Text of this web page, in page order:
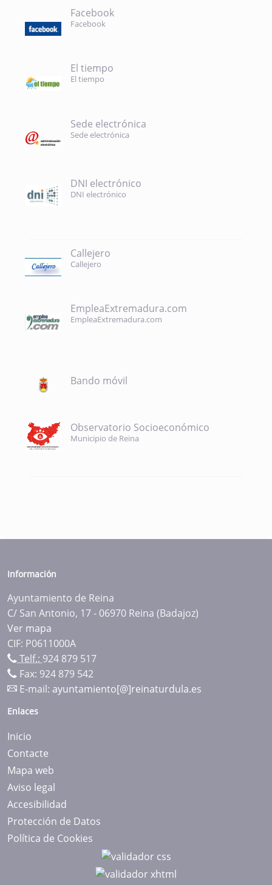
Facebook
Facebook
El tiempo
El tiempo
Sede electrónica
Sede electrónica
DNI electrónico
DNI electrónico
Callejero
Callejero
EmpleaExtremadura.com
EmpleaExtremadura.com
Bando móvil
Observatorio Socioeconómico
Municipio de Reina
Información
Ayuntamiento de Reina
C/ San Antonio, 17 - 06970 Reina (Badajoz)
Ver mapa
CIF: P0611000A
Telf.: 924 879 517
Fax: 924 879 542
E-mail: ayuntamiento[@]reinaturdula.es
Enlaces
Inicio
Contacte
Mapa web
Aviso legal
Accesibilidad
Protección de Datos
Política de Cookies